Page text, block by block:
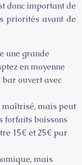
donc important de
priorités avant de
une grande
en moyenne
ouvert avec
maîtrisé, mais peut
forfaits boissons
15€ et 25€ par
mais